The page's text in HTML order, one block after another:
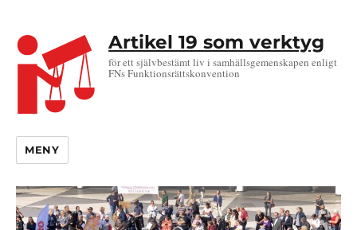
Artikel 19 som verktyg
för ett självbestämt liv i samhällsgemenskapen enligt
FNs Funktionsrättskonvention
MENY